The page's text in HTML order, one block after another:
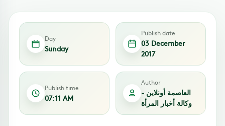
Day
Sunday
Publish date
03 December
2017
Publish time
07:11 AM
Author
العاصمة أونلاين -
وكالة أخبار المرأة